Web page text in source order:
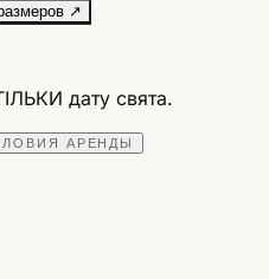
↗
дату свята.
АРЕНДЫ